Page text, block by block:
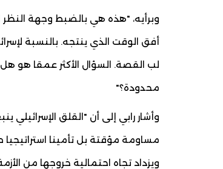
وبرأيه، "هذه هي بالضبط وجهة
أفق الوقت الذي ينتجه. بالنسبة
لب القصة. السؤال الأكثر عمقا هو هل
محدودة؟"
وأشار رابي إلى أن "القلق الإسرائيلي
مساومة مؤقتة بل تأمينا
ويزداد تجاه احتمالية خروجها من